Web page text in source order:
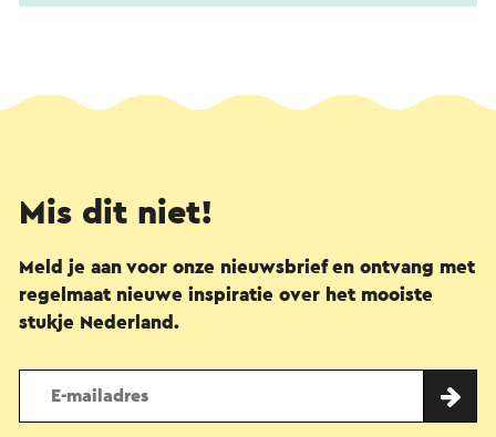
Mis dit niet!
Meld je aan voor onze nieuwsbrief en ontvang met
regelmaat nieuwe inspiratie over het mooiste
stukje Nederland.